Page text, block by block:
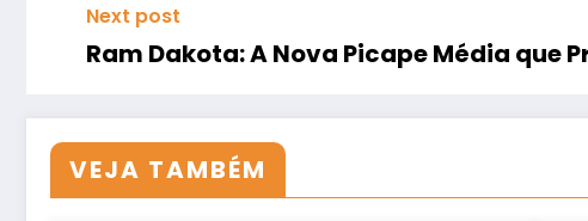
Next post
Ram Dakota: A Nova Picape Média que
VEJA TAMBÉM